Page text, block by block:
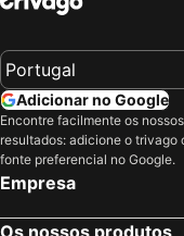
Hotel Riviera
Grand Hotel Riva
Centro Vacanze La
Hotel Alexander
Hotel Campagnola
Hotel Kristal Palace - Tonelli Hotels -
Adicionar no Google
Encontre facilmente os nossos
resultados: adicione o trivago
fonte preferencial no Google.
Empresa
Os nossos produtos